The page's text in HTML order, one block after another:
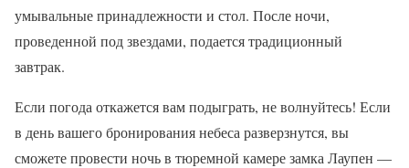
умывальные принадлежности и стол. После ночи,
проведенной под звездами, подается традиционный
завтрак.
Если погода откажется вам подыграть, не волнуйтесь! Если
в день вашего бронирования небеса разверзнутся, вы
сможете провести ночь в тюремной камере замка Лаупен —